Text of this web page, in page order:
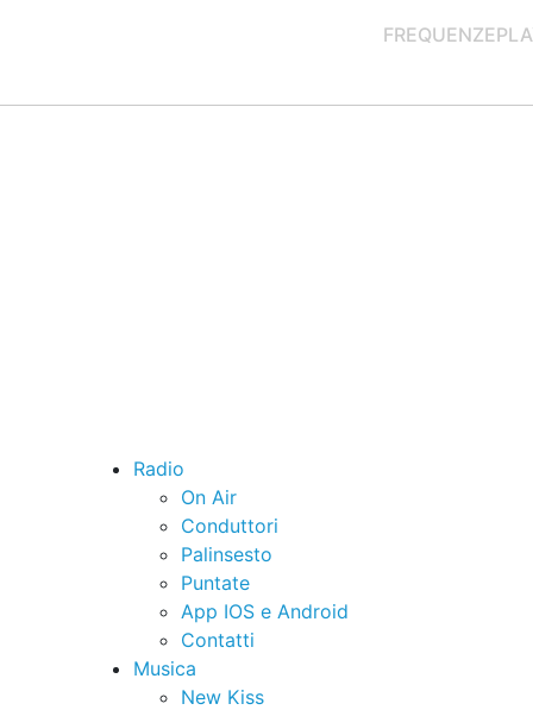
FREQUENZE
Radio
On Air
Conduttori
Palinsesto
Puntate
App IOS e Android
Contatti
Musica
New Kiss